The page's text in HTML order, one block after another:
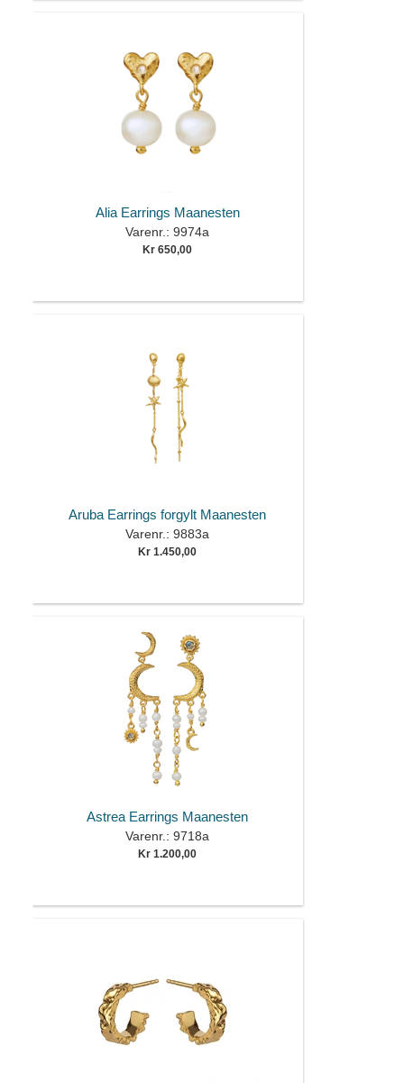
Alia Earrings Maanesten
Varenr.: 9974a
Kr 650,00
Aruba Earrings forgylt Maanesten
Varenr.: 9883a
Kr 1.450,00
Astrea Earrings Maanesten
Varenr.: 9718a
Kr 1.200,00